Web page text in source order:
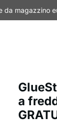
da magazzino
a